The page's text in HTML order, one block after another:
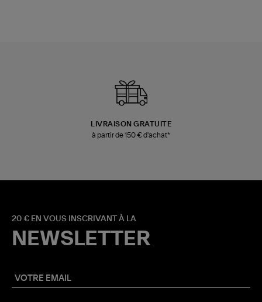
LIVRAISON GRATUITE
à partir de 150 € d'achat*
20 € EN VOUS INSCRIVANT À LA
NEWSLETTER